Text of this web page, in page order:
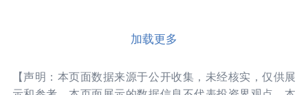
加载更多
【声明：本页面数据来源于公开收集，未经核实，仅供展